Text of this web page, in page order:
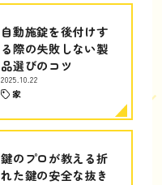
自動施錠を後付けす
る際の失敗しない製
品選びのコツ
2025.10.22
家
鍵のプロが教える折
れた鍵の安全な抜き